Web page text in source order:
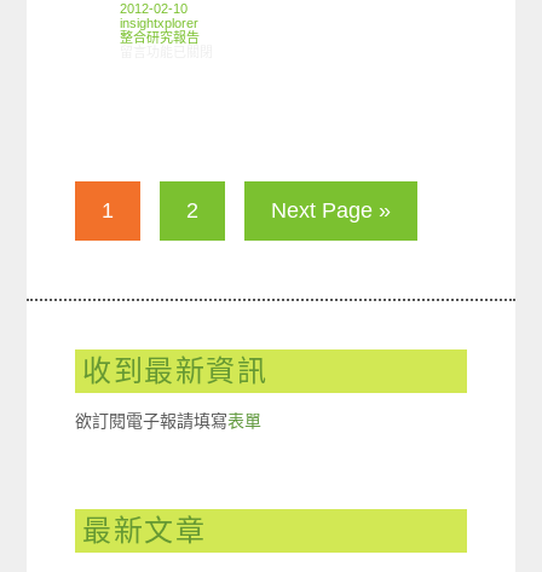
2012-02-10
insightxplorer
整合研究報告
1 2 Next Page »
收到最新資訊
欲訂閱電子報請填寫表單
最新文章